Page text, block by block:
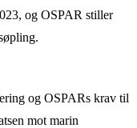
og OSPAR stiller
og OSPARs krav til
mot marin